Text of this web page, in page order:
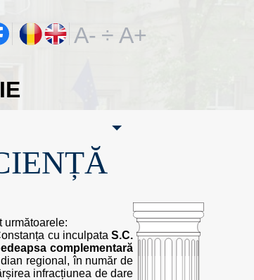
A- ÷ A+
următoarele:
cu inculpata S.C.
complementară
regional, în număr de
infracțiunea de dare